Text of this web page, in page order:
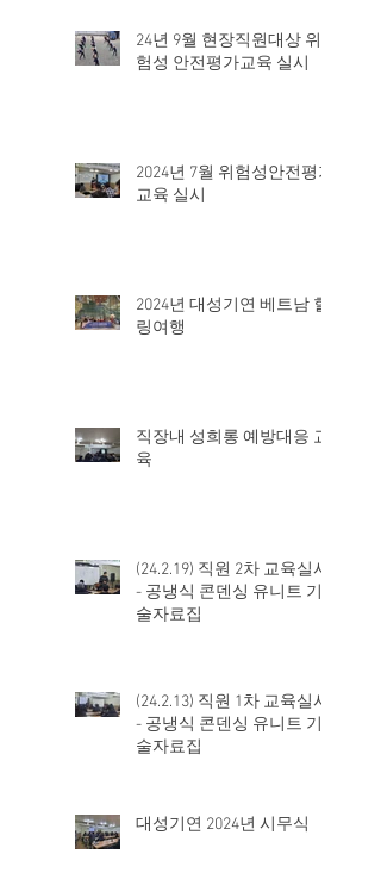
24년 9월 현장직원대상 위
험성 안전평가교육 실시
2024년 7월 위험성안전평가
교육 실시
2024년 대성기연 베트남 힐
링여행
직장내 성희롱 예방대응 교
육
(24.2.19) 직원 2차 교육실시
- 공냉식 콘덴싱 유니트 기
술자료집
(24.2.13) 직원 1차 교육실시
- 공냉식 콘덴싱 유니트 기
술자료집
대성기연 2024년 시무식